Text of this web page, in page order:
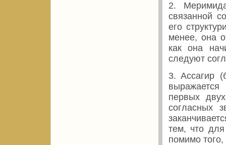
2.
связанной
его
менее, она
как она
следуют
3. Aссагир
первых
согласных
тем, что
помимо